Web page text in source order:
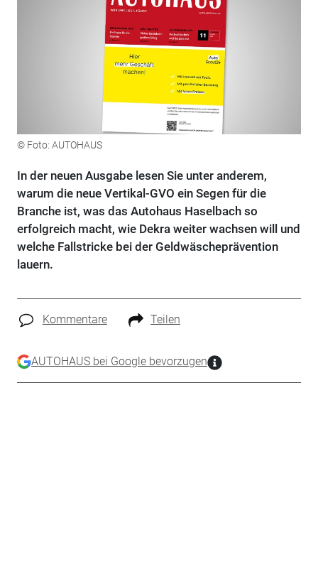
© Foto: AUTOHAUS
In der neuen Ausgabe lesen Sie unter anderem,
warum die neue Vertikal-GVO ein Segen für die
Branche ist, was das Autohaus Haselbach so
erfolgreich macht, wie Dekra weiter wachsen will und
welche Fallstricke bei der Geldwäscheprävention
lauern.
Kommentare Teilen
AUTOHAUS bei Google bevorzugen